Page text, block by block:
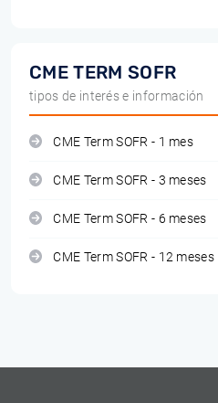
CME TERM SOFR
tipos de interés e información
CME Term SOFR - 1 mes
CME Term SOFR - 3 meses
CME Term SOFR - 6 meses
CME Term SOFR - 12 meses